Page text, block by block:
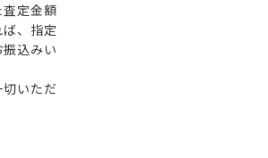
定金額
、指定
込みい
いただ